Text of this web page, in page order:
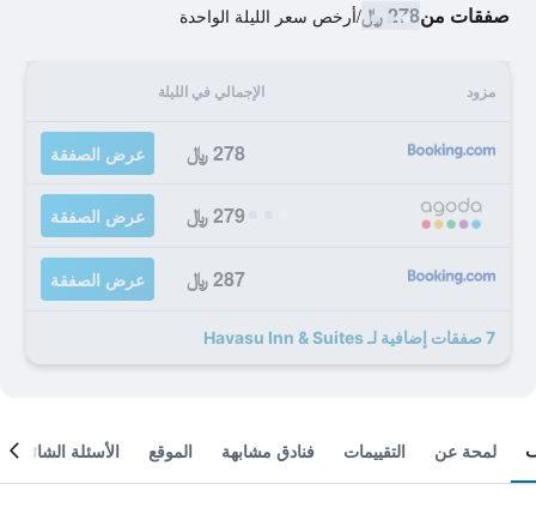
صفقات من278 ﷼ /أرخص سعر الليلة الواحدة
مزود الإجمالي في الليلة
278 ﷼ عرض الصفقة
279 ﷼ عرض الصفقة
287 ﷼ عرض الصفقة
7 صفقات إضافية لـ Havasu Inn & Suites
لمحة عن التقييمات فنادق مشابهة الموقع الأسئلة الشائعة